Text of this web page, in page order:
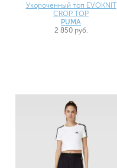
Укороченный топ EVOKNIT
CROP TOP
PUMA
2 850 руб.